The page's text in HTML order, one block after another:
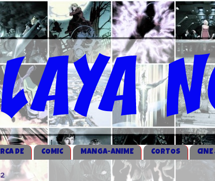
DE COMIC MANGA-ANIME CORTOS CINE